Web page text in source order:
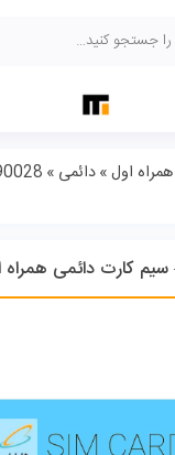
همراه اول»دائمی »